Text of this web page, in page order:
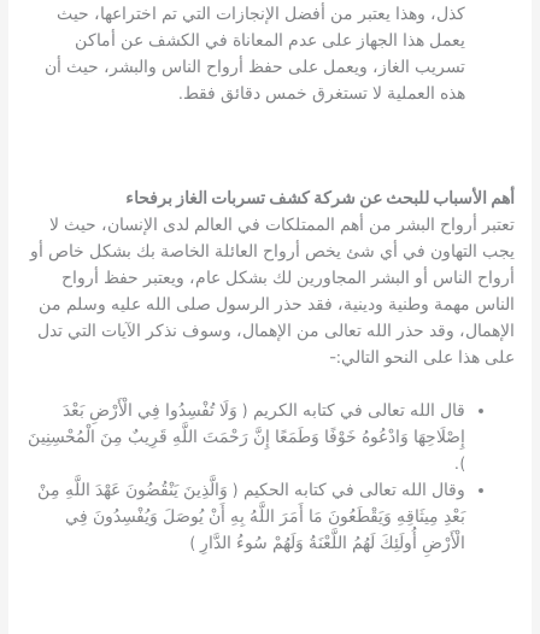
كذل، وهذا يعتبر من أفضل الإنجازات التي تم اختراعها، حيث
يعمل هذا الجهاز على عدم المعاناة في الكشف عن أماكن
تسريب الغاز، ويعمل على حفظ أرواح الناس والبشر، حيث أن
هذه العملية لا تستغرق خمس دقائق فقط.
أهم الأسباب للبحث عن شركة كشف تسربات الغاز برفحاء
تعتبر أرواح البشر من أهم الممتلكات في العالم لدى الإنسان، حيث لا
يجب التهاون في أي شئ يخص أرواح العائلة الخاصة بك بشكل خاص أو
أرواح الناس أو البشر المجاورين لك بشكل عام، ويعتبر حفظ أرواح
الناس مهمة وطنية ودينية، فقد حذر الرسول صلى الله عليه وسلم من
الإهمال، وقد حذر الله تعالى من الإهمال، وسوف نذكر الآيات التي تدل
على هذا على النحو التالي:-
قال الله تعالى في كتابه الكريم ( وَلَا تُفْسِدُوا فِي الْأَرْضِ بَعْدَ
إِصْلَاحِهَا وَادْعُوهُ خَوْفًا وَطَمَعًا إِنَّ رَحْمَتَ اللَّهِ قَرِيبٌ مِنَ الْمُحْسِنِينَ
).
وقال الله تعالى في كتابه الحكيم ( وَالَّذِينَ يَنْقُضُونَ عَهْدَ اللَّهِ مِنْ
بَعْدِ مِيثَاقِهِ وَيَقْطَعُونَ مَا أَمَرَ اللَّهُ بِهِ أَنْ يُوصَلَ وَيُفْسِدُونَ فِي
الْأَرْضِ أُولَئِكَ لَهُمُ اللَّعْنَةُ وَلَهُمْ سُوءُ الدَّارِ )